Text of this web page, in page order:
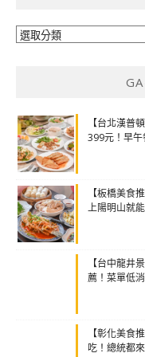
分
【台北漢普
399元！早
【板橋美食
上陽明山就
【台中龍井
薦！菜單低
【彰化美食
吃！總統都